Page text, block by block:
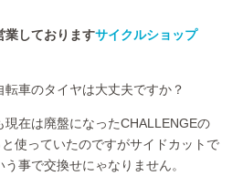
業しておりますサイクルショップ
車のタイヤは大丈夫ですか？
在は廃盤になったCHALLENGEの
使っていたのですがサイドカットで
事で交換せにゃなりません。